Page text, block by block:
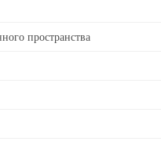
пространства